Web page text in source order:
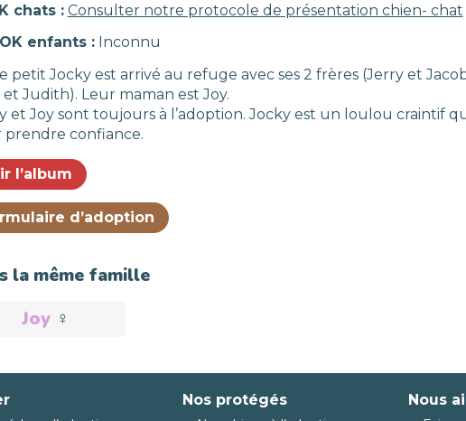
chats : Consulter notre protocole de présentation chien- chat
OK enfants :Inconnu
petit Jocky est arrivé au refuge avec ses 2 frères (Jerry et
et Judith). Leur maman est Joy.
et Joy sont toujours à l’adoption. Jocky est un loulou craintif
prendre confiance.
l’album
d’adoption
la même famille
Joy ♀️
Nos protégés Nous